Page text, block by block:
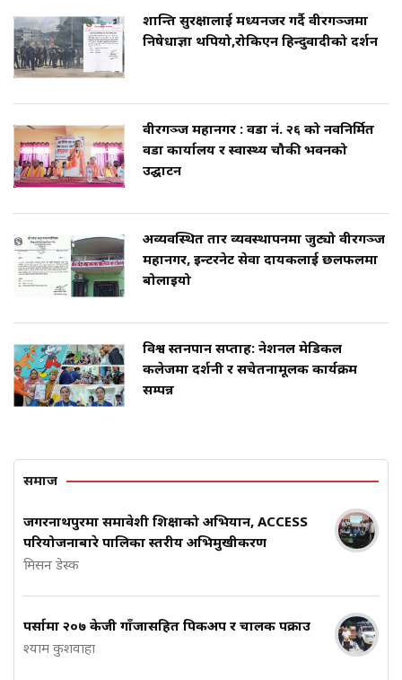
शान्ति सुरक्षालाई मध्यनजर गर्दै वीरगञ्जमा
निषेधाज्ञा थपियो,रोकिएन हिन्दुवादीको प्रदर्शन
वीरगञ्ज महानगर : वडा नं. २६ को नवनिर्मित
वडा कार्यालय र स्वास्थ्य चौकी भवनको
उद्घाटन
अव्यवस्थित तार व्यवस्थापनमा जुट्यो वीरगञ्ज
महानगर, इन्टरनेट सेवा प्रदायकलाई छलफलमा
बोलाइयो
विश्व स्तनपान सप्ताह: नेशनल मेडिकल
कलेजमा प्रदर्शनी र सचेतनामूलक कार्यक्रम
सम्पन्न
समाज
जगरनाथपुरमा समावेशी शिक्षाको अभियान, ACCESS
परियोजनाबारे पालिका स्तरीय अभिमुखीकरण
मिसन डेस्क
पर्सामा २०७ केजी गाँजासहित पिकअप र चालक पक्राउ
श्याम कुशवाहा